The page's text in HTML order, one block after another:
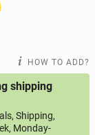
HOW TO ADD?
shipping
Shipping,
Monday-